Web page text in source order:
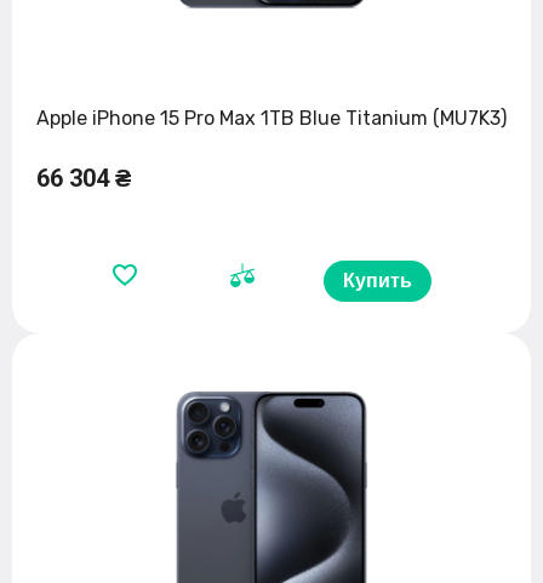
Apple iPhone 15 Pro Max 1TB Blue Titanium (MU7K3)
66 304 ₴
Купить